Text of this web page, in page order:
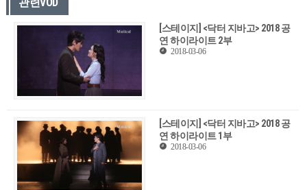
[스테이지] <닥터 지바고> 2018 공
연 하이라이트 2부
2018-03-06
[스테이지] <닥터 지바고> 2018 공
연 하이라이트 1부
2018-03-06